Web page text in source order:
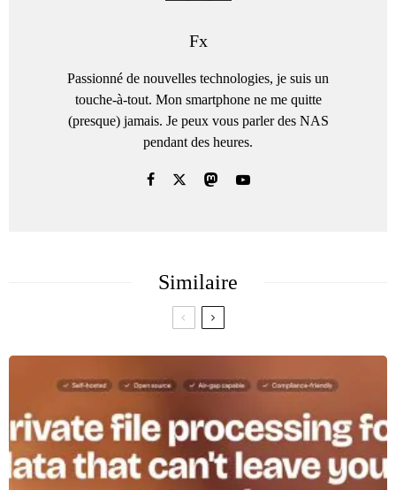
Fx
Passionné de nouvelles technologies, je suis un
touche-à-tout. Mon smartphone ne me quitte
(presque) jamais. Je peux vous parler des NAS
pendant des heures.
Similaire